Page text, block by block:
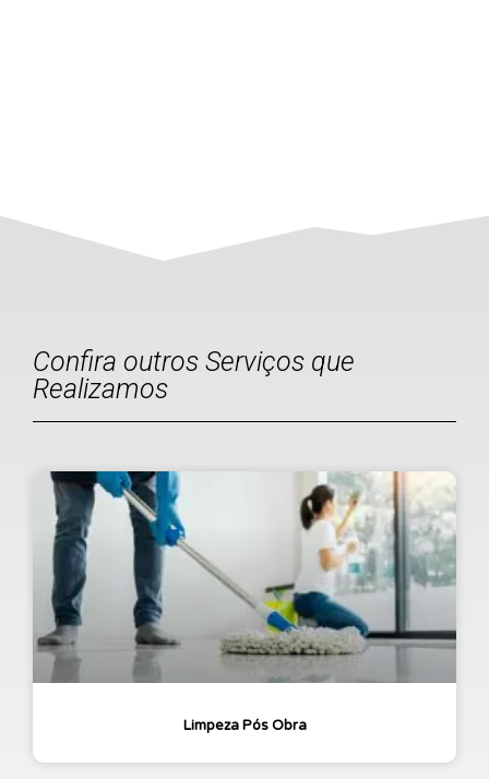
Confira outros Serviços que
Realizamos
Limpeza Pós Obra